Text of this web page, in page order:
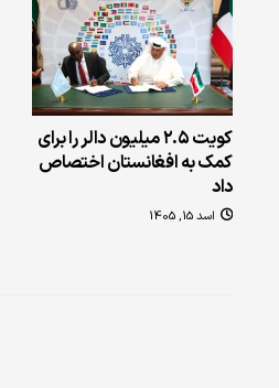
کویت ۲.۵ میلیون دالر را برای
کمک به افغانستان اختصاص
داد
اسد 15, 1405